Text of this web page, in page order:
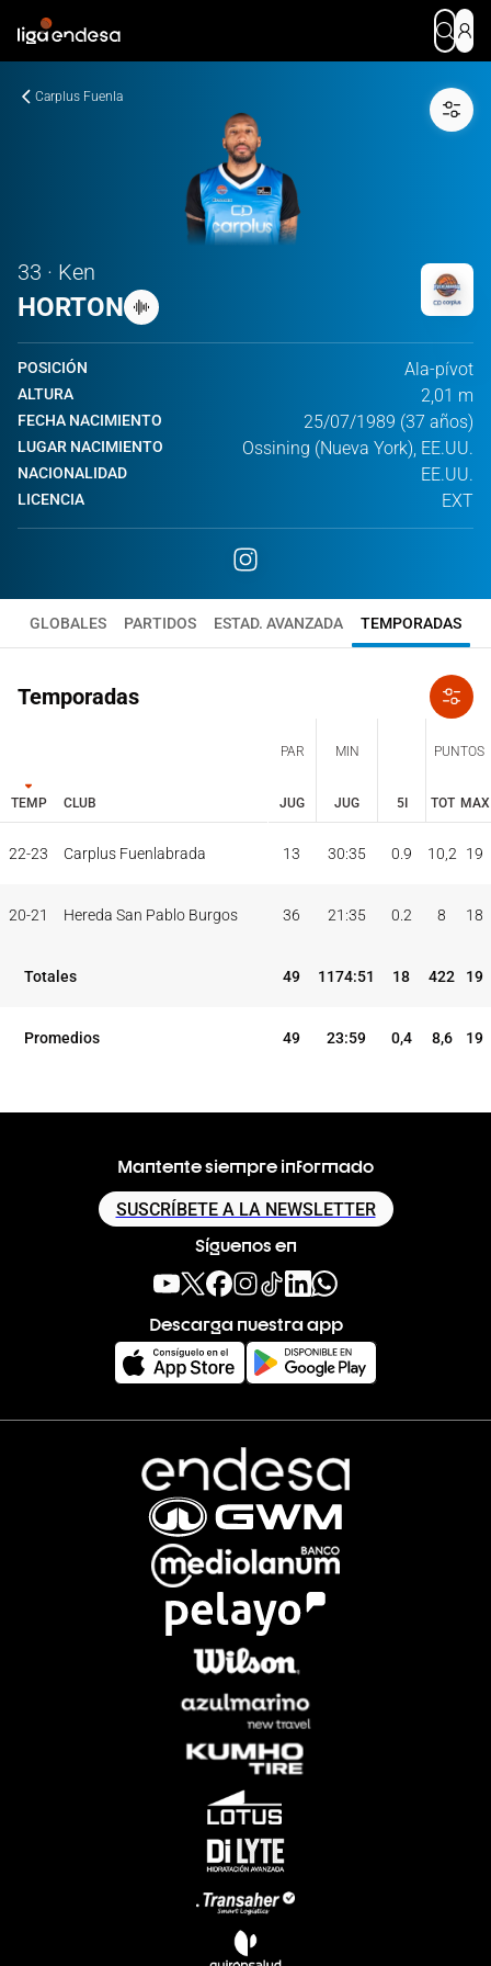
Carplus Fuenla
33 · Ken
HORTON
POSICIÓN Ala-pívot
ALTURA 2,01 m
FECHA NACIMIENTO 25/07/1989 (37 años)
LUGAR NACIMIENTO Ossining (Nueva York), EE.UU.
NACIONALIDAD EE.UU.
LICENCIA EXT
GLOBALES PARTIDOS ESTAD. AVANZADA TEMPORADAS
Temporadas
TEMP CLUB
PAR MIN
5I
PUNTOS
JUG JUG TOT MAX
TEMP CLUB
PAR MIN
5I
PUNTOS
22-23 Carplus Fuenlabrada 13 30:35 0.9 10,2 19
20-21 Hereda San Pablo Burgos 36 21:35 0.2 8 18
Totales 49 1174:51 18 422 19
Promedios 49 23:59 0,4 8,6 19
Mantente siempre informado
SUSCRÍBETE A LA NEWSLETTER
Síguenos en
Descarga nuestra app